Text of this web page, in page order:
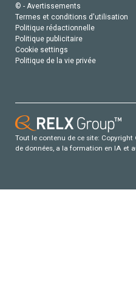
© - Avertissements
Termes et conditions d'utilisation
Politique rédactionnelle
Politique publicitaire
Cookie settings
Politique de la vie privée
Tout le contenu de ce site:
de données, a la formation en IA et